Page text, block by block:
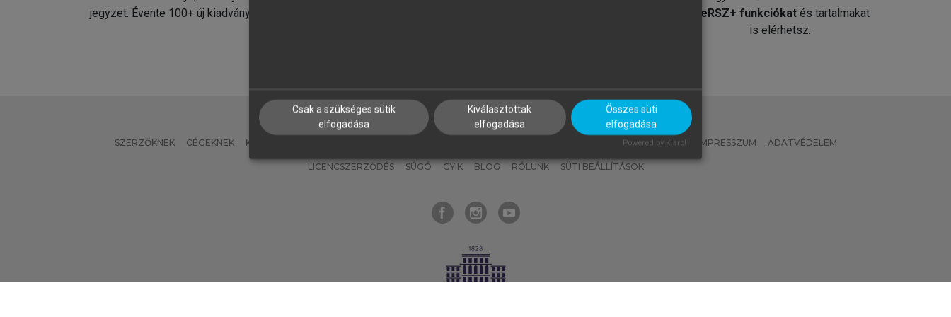
jegyzet. Évente 100+ új kiadvány.
MeRSZ+ funkciókat és tartalmakat
is elérhetsz.
SZERZŐKNEK CÉGEKNEK KÖNYVTÁROSOKNAK MI – ÁLTALÁNOS IRÁNYELVEK IMPRESSZUM ADATVÉDELEM
LICENCSZERZŐDÉS SÚGÓ GYIK BLOG RÓLUNK SÜTI BEÁLLÍTÁSOK
Csak a szükséges sütik
elfogadása
Kiválasztottak
elfogadása
Összes süti
elfogadása
Powered by Klaro!